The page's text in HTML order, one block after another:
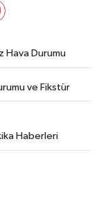
Hava Durumu
ve Fikstür
Haberleri